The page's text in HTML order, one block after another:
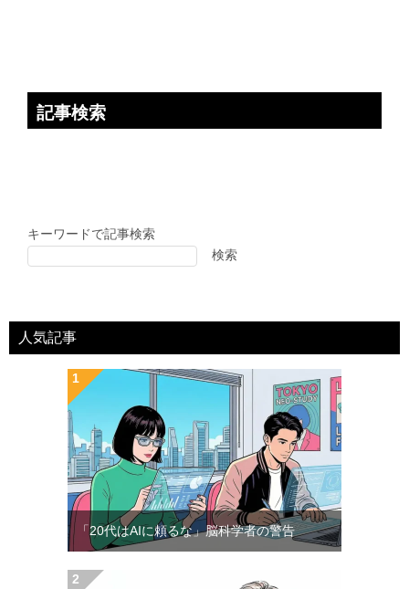
記事検索
キーワードで記事検索
検索
人気記事
「20代はAIに頼るな」脳科学者の警告